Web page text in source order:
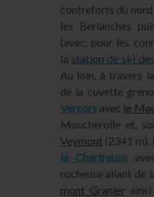
contreforts du
les Berlanches
(avec, pour les
la station de ski
Au loin, à travers
de la cuvette
Vercorsavec le
Moucherolle et,
Veymont(2341 m).
la Chartreuse
rocheuse allant de
mont Granier